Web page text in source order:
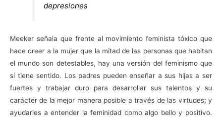
depresiones
Meeker señala que frente al movimiento feminista tóxico que
hace creer a la mujer que la mitad de las personas que habitan
el mundo son detestables, hay una versión del feminismo que
sí tiene sentido. Los padres pueden enseñar a sus hijas a ser
fuertes y trabajar duro para desarrollar sus talentos y su
carácter de la mejor manera posible a través de las virtudes; y
ayudarles a entender la feminidad como algo bello y positivo.